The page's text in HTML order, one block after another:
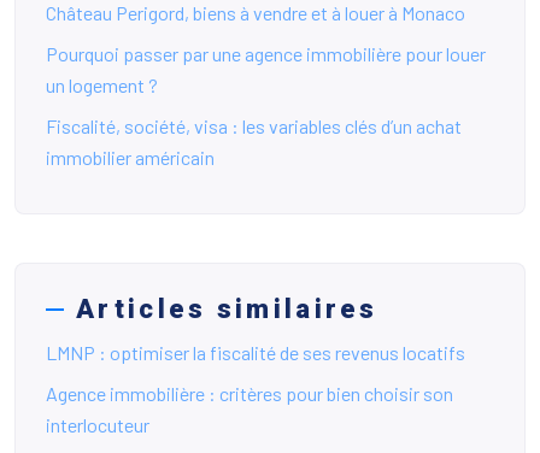
Château Perigord, biens à vendre et à louer à Monaco
Pourquoi passer par une agence immobilière pour louer
un logement ?
Fiscalité, société, visa : les variables clés d’un achat
immobilier américain
Articles similaires
LMNP : optimiser la fiscalité de ses revenus locatifs
Agence immobilière : critères pour bien choisir son
interlocuteur